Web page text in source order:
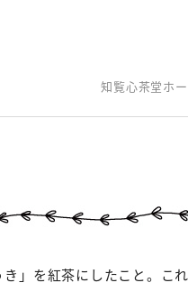
知覧心茶堂ホ
」を紅茶にしたこと。こ